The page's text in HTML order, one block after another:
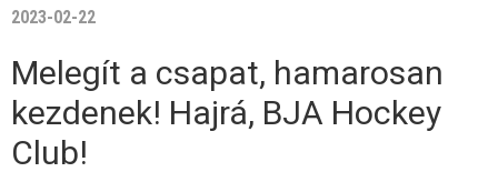
2023-02-22
Melegít a csapat, hamarosan
kezdenek! Hajrá, BJA Hockey
Club!